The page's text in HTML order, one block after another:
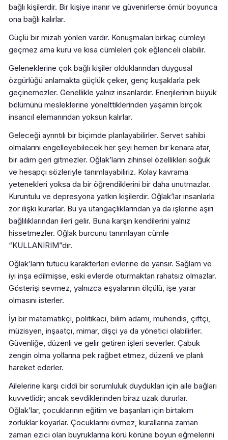
bağlı kişilerdir. Bir kişiye inanır ve güvenirlerse ömür boyunca
ona bağlı kalırlar.
Güçlü bir mizah yönleri vardır. Konuşmaları birkaç cümleyi
geçmez ama kuru ve kısa cümleleri çok eğlenceli olabilir.
Geleneklerine çok bağlı kişiler olduklarından duygusal
özgürlüğü anlamakta güçlük çeker, genç kuşaklarla pek
geçinemezler. Genellikle yalnız insanlardır. Enerjilerinin büyük
bölümünü mesleklerine yönelttiklerinden yaşamın birçok
insancıl elemanından yoksun kalırlar.
Geleceği ayrıntılı bir biçimde planlayabilirler. Servet sahibi
olmalarını engelleyebilecek her şeyi hemen bir kenara atar,
bir adım geri gitmezler. Oğlak’ların zihinsel özellikleri soğuk
ve hesapçı sözleriyle tanımlayabiliriz. Kolay kavrama
yetenekleri yoksa da bir öğrendiklerini bir daha unutmazlar.
Kuruntulu ve depresyona yatkın kişilerdir. Oğlak’lar insanlarla
zor ilişki kurarlar. Bu ya utangaçlıklarından ya da işlerine aşırı
bağlılıklarından ileri gelir. Buna karşın kendilerini yalnız
hissetmezler. Oğlak burcunu tanımlayan cümle
“KULLANIRIM”dır.
Oğlak’ların tutucu karakterleri evlerine de yansır. Sağlam ve
iyi inşa edilmişse, eski evlerde oturmaktan rahatsız olmazlar.
Gösterişi sevmez, yalnızca eşyalarının ölçülü, işe yarar
olmasını isterler.
İyi bir matematikçi, politikacı, bilim adamı, mühendis, çiftçi,
müzisyen, inşaatçı, mimar, dişçi ya da yönetici olabilirler.
Güvenliğe, düzenli ve gelir getiren işleri severler. Çabuk
zengin olma yollarına pek rağbet etmez, düzenli ve planlı
hareket ederler.
Ailelerine karşı ciddi bir sorumluluk duydukları için aile bağları
kuvvetlidir; ancak sevdiklerinden biraz uzak dururlar.
Oğlak’lar, çocuklarının eğitim ve başarıları için birtakım
zorluklar koyarlar. Çocuklarını övmez, kurallarına zaman
zaman ezici olan buyruklarına körü körüne boyun eğmelerini